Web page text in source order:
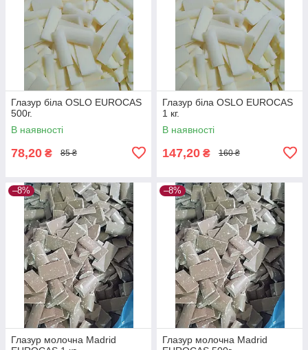
Глазур біла OSLO EUROCAS
500г.
В наявності
78,20 ₴ 85 ₴
Глазур біла OSLO EUROCAS
1 кг.
В наявності
147,20 ₴ 160 ₴
–8%
Глазур молочна Madrid
–8%
Глазур молочна Madrid